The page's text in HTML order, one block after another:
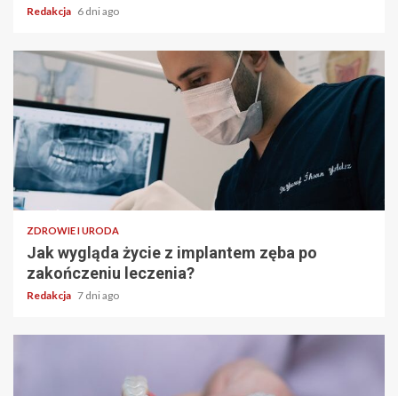
Redakcja 6 dni ago
ZDROWIE I URODA
Jak wygląda życie z implantem zęba po
zakończeniu leczenia?
Redakcja 7 dni ago